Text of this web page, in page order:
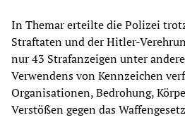
In Themar erteilte die Polizei
Straftaten und der Hitler-
nur 43 Strafanzeigen unter
Verwendens von Kennzeichen
Organisationen, Bedrohung,
Verstößen gegen das